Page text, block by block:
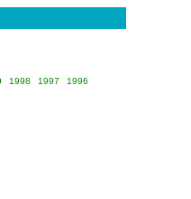
1998 1997 1996